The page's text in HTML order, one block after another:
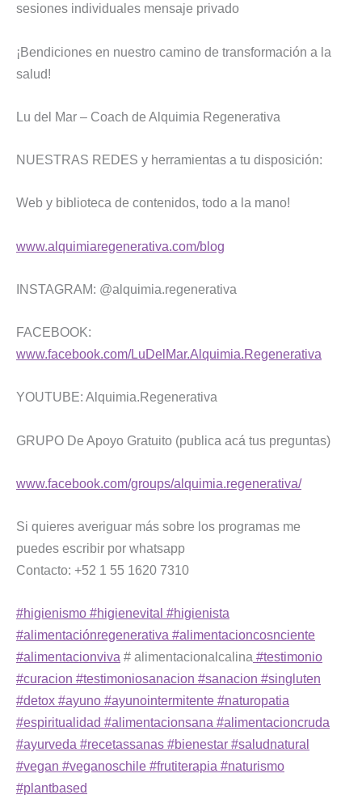
sesiones individuales mensaje privado
¡Bendiciones en nuestro camino de transformación a la
salud!
Lu del Mar – Coach de Alquimia Regenerativa
NUESTRAS REDES y herramientas a tu disposición:
Web y biblioteca de contenidos, todo a la mano!
www.alquimiaregenerativa.com/blog
INSTAGRAM: @alquimia.regenerativa
FACEBOOK:
www.facebook.com/LuDelMar.Alquimia.Regenerativa
YOUTUBE: Alquimia.Regenerativa
GRUPO De Apoyo Gratuito (publica acá tus preguntas)
www.facebook.com/groups/alquimia.regenerativa/
Si quieres averiguar más sobre los programas me
puedes escribir por whatsapp
Contacto: +52 1 55 1620 7310
#higienismo #higienevital #higienista
#alimentaciónregenerativa #alimentacioncosnciente
#alimentacionviva # alimentacionalcalina #testimonio
#curacion #testimoniosanacion #sanacion #singluten
#detox #ayuno #ayunointermitente #naturopatia
#espiritualidad #alimentacionsana #alimentacioncruda
#ayurveda #recetassanas #bienestar #saludnatural
#vegan #veganoschile #frutiterapia #naturismo
#plantbased